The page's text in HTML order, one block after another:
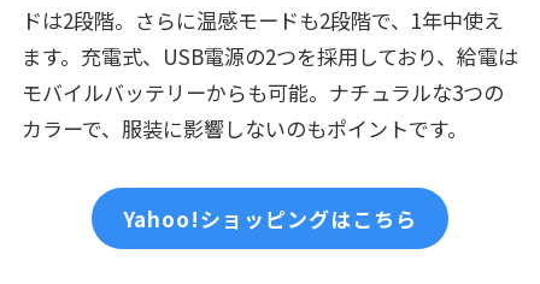
ドは2段階。さらに温感モードも2段階で、1年中使え
ます。充電式、USB電源の2つを採用しており、給電は
モバイルバッテリーからも可能。ナチュラルな3つの
カラーで、服装に影響しないのもポイントです。
Yahoo!ショッピングはこちら